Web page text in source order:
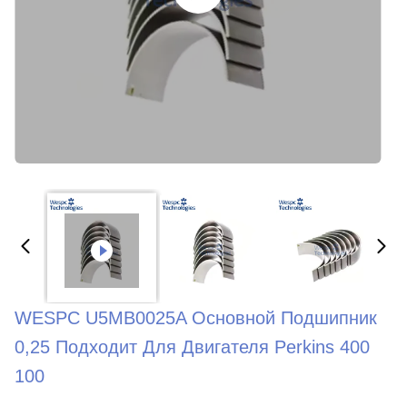
WESPC U5MB0025A Основной Подшипник
0,25 Подходит Для Двигателя Perkins 400
100